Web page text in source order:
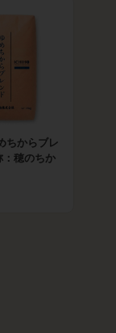
ちからブレ
：穂のちか